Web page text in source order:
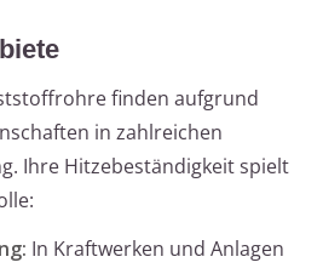
finden aufgrund
in zahlreichen
Ihre Hitzebeständigkeit spielt
In Kraftwerken und Anlagen